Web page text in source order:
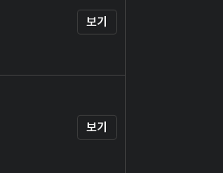
보기
보기